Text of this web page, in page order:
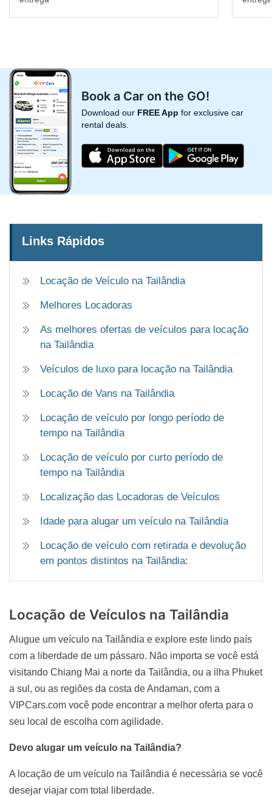
Book a Car on the GO!
Download our FREE App for exclusive car
rental deals.
Links Rápidos
Locação de Veículo na Tailândia
Melhores Locadoras
As melhores ofertas de veículos para locação
na Tailândia
Veículos de luxo para locação na Tailândia
Locação de Vans na Tailândia
Locação de veículo por longo período de
tempo na Tailândia
Locação de veículo por curto período de
tempo na Tailândia
Localização das Locadoras de Veículos
Idade para alugar um veículo na Tailândia
Locação de veículo com retirada e devolução
em pontos distintos na Tailândia:
Locação de Veículos na Tailândia
Alugue um veículo na Tailândia e explore este lindo país
com a liberdade de um pássaro. Não importa se você está
visitando Chiang Mai a norte da Tailândia, ou a ilha Phuket
a sul, ou as regiões da costa de Andaman, com a
VIPCars.com você pode encontrar a melhor oferta para o
seu local de escolha com agilidade.
Devo alugar um veículo na Tailândia?
A locação de um veículo na Tailândia é necessária se você
desejar viajar com total liberdade.